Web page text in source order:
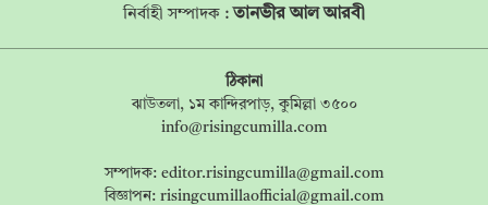
নির্বাহী সম্পাদক :তানভীর আল আরবী
ঠিকানা
ঝাউতলা, ১ম কান্দিরপাড়, কুমিল্লা ৩৫০০
info@risingcumilla.com
সম্পাদক: editor.risingcumilla@gmail.com
বিজ্ঞাপন: risingcumillaofficial@gmail.com